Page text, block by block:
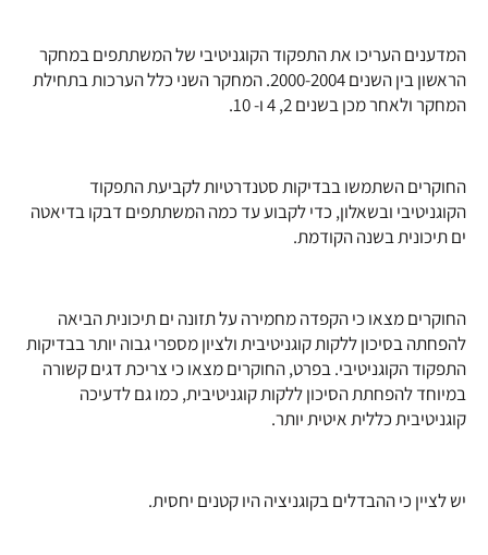
המדענים העריכו את התפקוד הקוגניטיבי של המשתתפים במחקר
הראשון בין השנים 2000-2004. המחקר השני כלל הערכות בתחילת
המחקר ולאחר מכן בשנים 2, 4 ו- 10.
החוקרים השתמשו בבדיקות סטנדרטיות לקביעת התפקוד
הקוגניטיבי ובשאלון, כדי לקבוע עד כמה המשתתפים דבקו בדיאטה
ים תיכונית בשנה הקודמת.
החוקרים מצאו כי הקפדה מחמירה על תזונה ים תיכונית הביאה
להפחתה בסיכון ללקות קוגניטיבית ולציון מספרי גבוה יותר בבדיקות
התפקוד הקוגניטיבי. בפרט, החוקרים מצאו כי צריכת דגים קשורה
במיוחד להפחתת הסיכון ללקות קוגניטיבית, כמו גם לדעיכה
קוגניטיבית כללית איטית יותר.
יש לציין כי ההבדלים בקוגניציה היו קטנים יחסית.